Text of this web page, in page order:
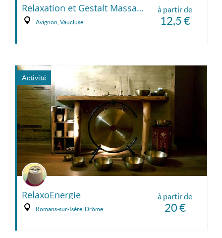
à partir de
12,5 €
Relaxation et Gestalt Massage®
Avignon, Vaucluse
Activité
à partir de
20 €
RelaxoEnergie
Romans-sur-Isère, Drôme